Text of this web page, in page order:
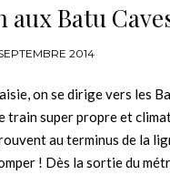
aux Batu
2014
on se dirige vers les
train super propre et
au terminus de la
! Dès la sortie du